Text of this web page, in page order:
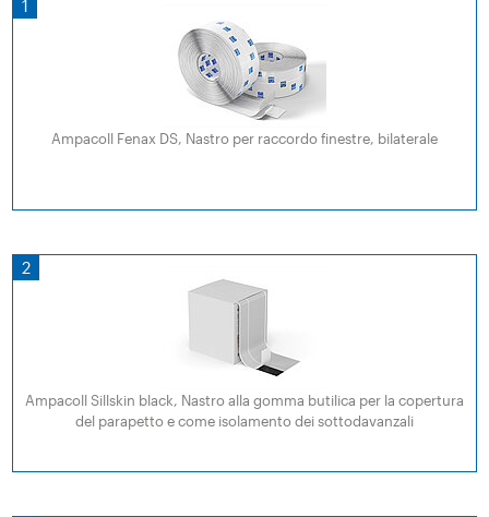
1
Ampacoll Fenax DS, Nastro per raccordo finestre, bilaterale
2
Ampacoll Sillskin black, Nastro alla gomma butilica per la copertura
del parapetto e come isolamento dei sottodavanzali